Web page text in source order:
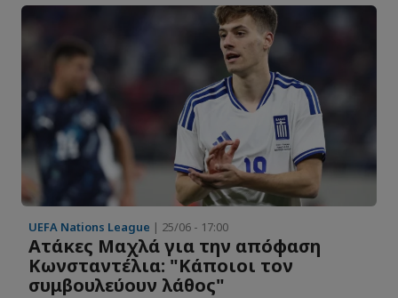
UEFA Nations League | 25/06 - 17:00
Ατάκες Μαχλά για την απόφαση
Κωνσταντέλια: "Κάποιοι τον
συμβουλεύουν λάθος"